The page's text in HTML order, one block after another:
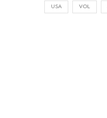
USA VOL